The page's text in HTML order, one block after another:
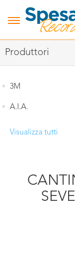
Produttori
3M
A.I.A.
Visualizza tutti